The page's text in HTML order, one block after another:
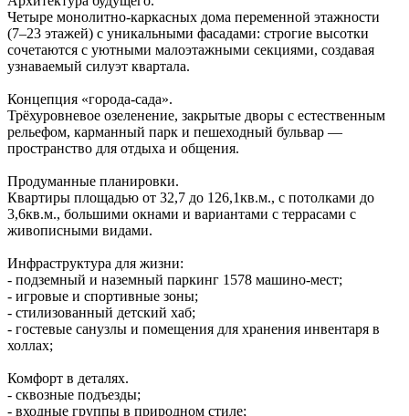
Четыре монолитно‑каркасных дома переменной этажности
(7–23 этажей) с уникальными фасадами: строгие высотки
сочетаются с уютными малоэтажными секциями, создавая
узнаваемый силуэт квартала.
Концепция «города‑сада».
Трёхуровневое озеленение, закрытые дворы с естественным
рельефом, карманный парк и пешеходный бульвар —
пространство для отдыха и общения.
Продуманные планировки.
Квартиры площадью от 32,7 до 126,1кв.м., с потолками до
3,6кв.м., большими окнами и вариантами с террасами с
живописными видами.
Инфраструктура для жизни:
- подземный и наземный паркинг 1578 машино‑мест;
- игровые и спортивные зоны;
- стилизованный детский хаб;
- гостевые санузлы и помещения для хранения инвентаря в
холлах;
Комфорт в деталях.
- сквозные подъезды;
- входные группы в природном стиле;